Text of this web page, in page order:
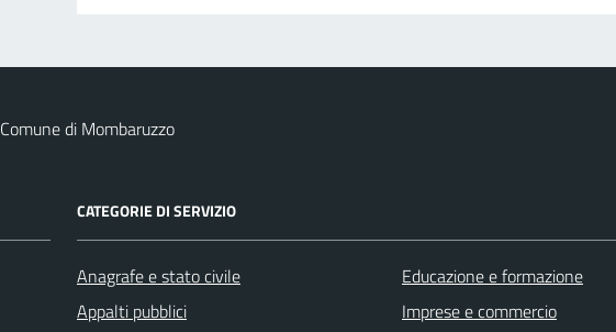
Comune di Mombaruzzo
CATEGORIE DI SERVIZIO
Anagrafe e stato civile
Appalti pubblici
Educazione e formazione
Imprese e commercio